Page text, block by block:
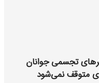
تجسمی جوانان
متوقف نمی‌شود